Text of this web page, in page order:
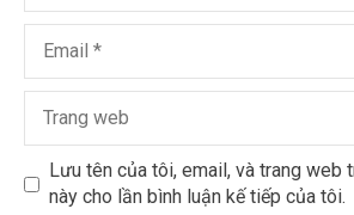
Lưu tên của tôi, email, và trang web
này cho lần bình luận kế tiếp của tôi.